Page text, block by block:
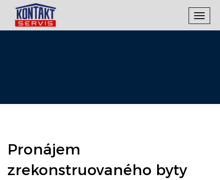
Pronájem
zrekonstruovaného byty